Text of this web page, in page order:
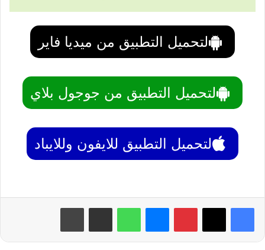
لتحميل التطبيق من ميديا فاير
لتحميل التطبيق من جوجول بلاي
لتحميل التطبيق للايفون وللايباد
بينتيريست واتساب